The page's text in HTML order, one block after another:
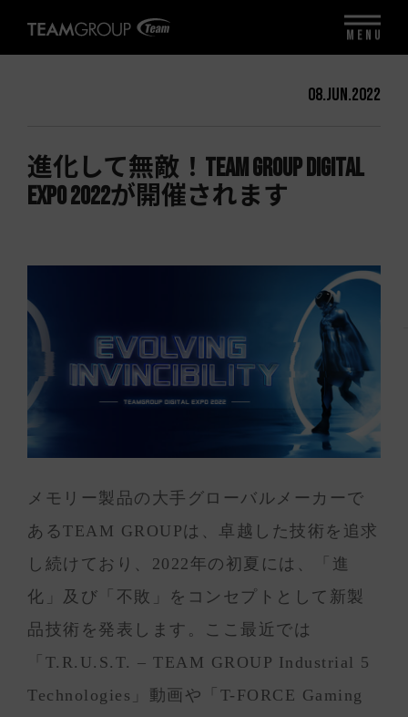
08.Jun.2022
進化して無敵！TEAM GROUP Digital
Expo 2022が開催されます
メモリー製品の大手グローバルメーカーで
あるTEAM GROUPは、卓越した技術を追求
し続けており、2022年の初夏には、「進
化」及び「不敗」をコンセプトとして新製
品技術を発表します。ここ最近では
「T.R.U.S.T. – TEAM GROUP Industrial 5
Technologies」動画や「T-FORCE Gaming
MENU